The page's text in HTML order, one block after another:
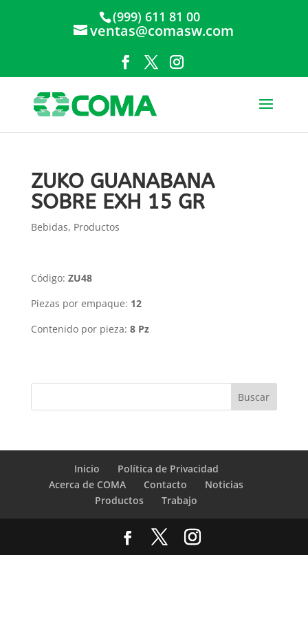
(999) 611 81 00
ventas@comasw.com
ZUKO GUANABANA
SOBRE EXH 15 GR
Bebidas, Productos
Código: ZU48
Piezas por empaque: 12
Contenido por pieza: 8 Pz
Inicio
Política de Privacidad
Acerca de COMA
Contacto
Noticias
Productos
Trabajo